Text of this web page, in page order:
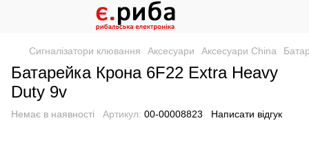
Сигналізатори клювання Аксесуари Аксесуари China
Батарейка Крона 6F22 Extra Heavy
Duty 9v
Немає в наявності Артикул: 00-00008823 Написати відгук